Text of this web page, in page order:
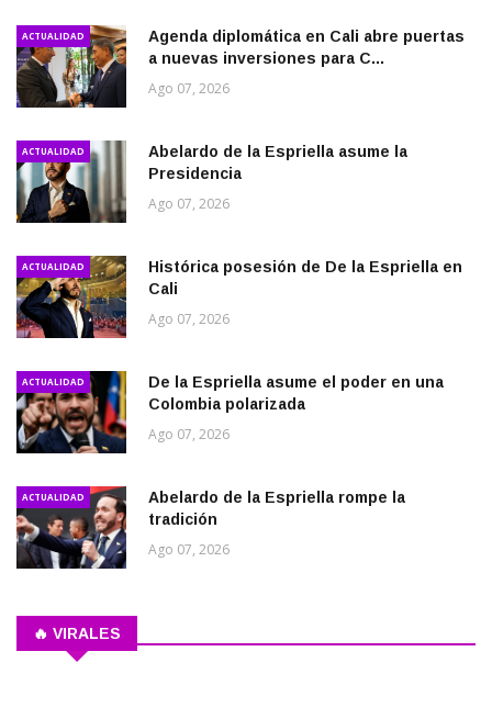
ACTUALIDAD
Agenda diplomática en Cali abre puertas
a nuevas inversiones para C...
Ago 07, 2026
ACTUALIDAD
Abelardo de la Espriella asume la
Presidencia
Ago 07, 2026
ACTUALIDAD
Histórica posesión de De la Espriella en
Cali
Ago 07, 2026
ACTUALIDAD
De la Espriella asume el poder en una
Colombia polarizada
Ago 07, 2026
ACTUALIDAD
Abelardo de la Espriella rompe la
tradición
Ago 07, 2026
🔥 VIRALES